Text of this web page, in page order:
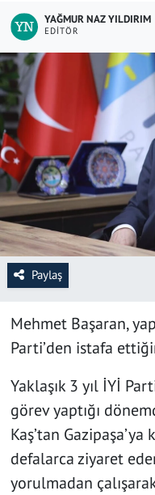
YAĞMUR NAZ YILDIRIM
EDITÖR
Paylaş
Mehmet Başaran,
Parti’den istafa
Yaklaşık 3 yıl İYİ
görev yaptığı
Kaş’tan
defalarca ziyaret
yorulmadan
SAĞLIK
YAŞAM
KÜLTÜR SANAT
EĞİTİM